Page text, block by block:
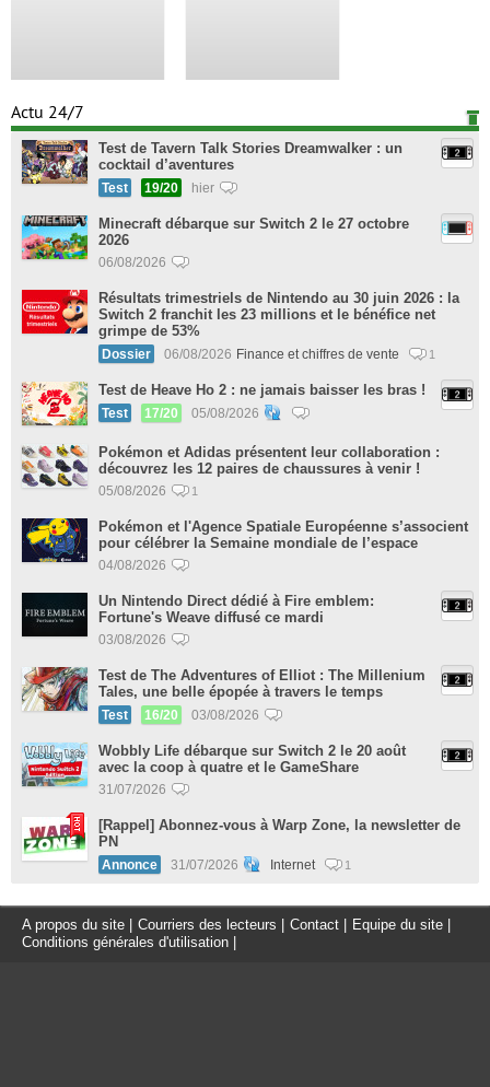
Actu 24/7
Test de Tavern Talk Stories Dreamwalker : un
cocktail d’aventures
Test 19/20 hier
Minecraft débarque sur Switch 2 le 27 octobre
2026
06/08/2026
Résultats trimestriels de Nintendo au 30 juin 2026 : la
Switch 2 franchit les 23 millions et le bénéfice net
grimpe de 53%
Dossier 06/08/2026 Finance et chiffres de vente 1
Test de Heave Ho 2 : ne jamais baisser les bras !
Test 17/20 05/08/2026
Pokémon et Adidas présentent leur collaboration :
découvrez les 12 paires de chaussures à venir !
05/08/2026 1
Pokémon et l'Agence Spatiale Européenne s’associent
pour célébrer la Semaine mondiale de l’espace
04/08/2026
Un Nintendo Direct dédié à Fire emblem:
Fortune's Weave diffusé ce mardi
03/08/2026
Test de The Adventures of Elliot : The Millenium
Tales, une belle épopée à travers le temps
Test 16/20 03/08/2026
Wobbly Life débarque sur Switch 2 le 20 août
avec la coop à quatre et le GameShare
31/07/2026
[Rappel] Abonnez-vous à Warp Zone, la newsletter de
PN
Annonce 31/07/2026 Internet 1
A propos du site Courriers des lecteurs Contact Equipe du site
Conditions générales d'utilisation